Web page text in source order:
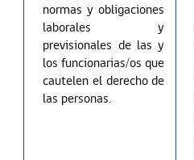
normas y obligaciones
laborales y
previsionales de las y
los funcionarias/os que
cautelen el derecho de
las personas.